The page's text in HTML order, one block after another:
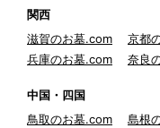
関西
滋賀のお墓.com
京都
兵庫のお墓.com
奈良
中国・四国
鳥取のお墓.com
島根